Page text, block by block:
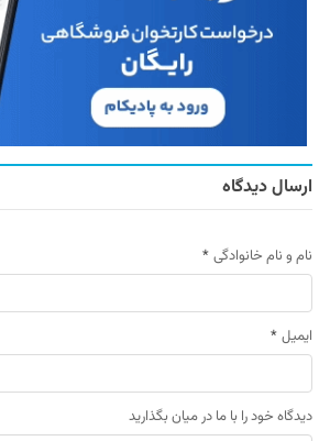
ارسال دیدگاه
نام و نام خانوادگی *
ایمیل *
دیدگاه خود را با ما در میان بگذارید